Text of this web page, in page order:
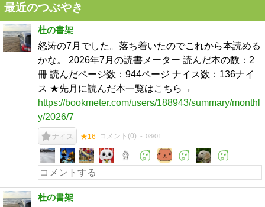
最近のつぶやき
杜の書架
怒涛の7月でした。落ち着いたのでこれから本読める
かな。 2026年7月の読書メーター 読んだ本の数：2
冊 読んだページ数：944ページ ナイス数：136ナイ
ス ★先月に読んだ本一覧はこちら→
https://bookmeter.com/users/188943/summary/monthl
y/2026/7
ナイス ★16 コメント(0) 08/01
杜の書架